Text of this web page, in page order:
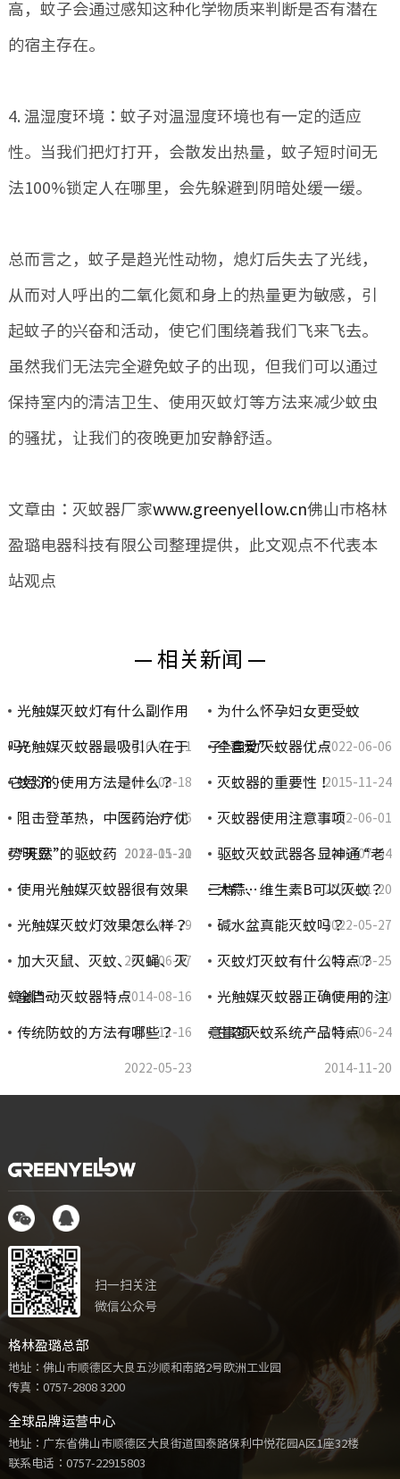
高，蚊子会通过感知这种化学物质来判断是否有潜在
的宿主存在。
4. 温湿度环境：蚊子对温湿度环境也有一定的适应
性。 当我们把灯打开，会散发出热量，蚊子短时间无
法100%锁定人在哪里，会先躲避到阴暗处缓一缓。
总而言之，蚊子是趋光性动物，熄灯后失去了光线，
从而对人呼出的二氧化氮和身上的热量更为敏感，引
起蚊子的兴奋和活动，使它们围绕着我们飞来飞去。
虽然我们无法完全避免蚊子的出现，但我们可以通过
保持室内的清洁卫生、使用灭蚊灯等方法来减少蚊虫
的骚扰，让我们的夜晚更加安静舒适。
文章由：灭蚊器厂家www.greenyellow.cn佛山市格林
盈璐电器科技有限公司整理提供，此文观点不代表本
站观点
— 相关新闻 —
光触媒灭蚊灯有什么副作用
吗? 2016-07-11
为什么怀孕妇女更受蚊
子“喜爱”… 2022-06-06
光触媒灭蚊器最吸引人在于
它经济… 2014-08-18
全自动灭蚊器优点
2015-11-24
蚊灯的使用方法是什么？
2016-07-06
灭蚊器的重要性！
2022-06-01
阻击登革热，中医药治疗优
势明显 2014-11-21
灭蚊器使用注意事项
2016-07-04
“天然”的驱蚊药 2022-05-30 驱蚊灭蚊武器各显神通 “老
三样”… 2015-11-20
使用光触媒灭蚊器很有效果
2016-06-29
大蒜、维生素B可以灭蚊？
2022-05-27
光触媒灭蚊灯效果怎么样？
2016-06-27
碱水盆真能灭蚊吗？
2022-05-25
加大灭鼠、灭蚊、灭蝇、灭
蟑螂“… 2014-08-16
灭蚊灯灭蚊有什么特点？
2014-07-20
全自动灭蚊器特点
2015-11-16
光触媒灭蚊器正确使用的注
意事项… 2016-06-24
传统防蚊的方法有哪些？
2022-05-23
生态灭蚊系统产品特点
2014-11-20
扫一扫关注
微信公众号
格林盈璐总部
地址：佛山市顺德区大良五沙顺和南路2号欧洲工业园
传真：0757-2808 3200
全球品牌运营中心
地址：广东省佛山市顺德区大良街道国泰路保利中悦花园A区1座32楼
联系电话： 0757-22915803